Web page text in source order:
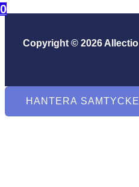
0
Copyright © 2026 Allectio
HANTERA SAMTYCKE